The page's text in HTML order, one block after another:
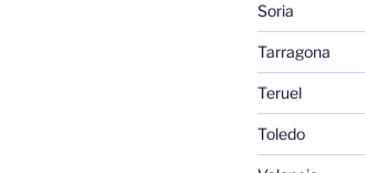
Soria
Tarragona
Teruel
Toledo